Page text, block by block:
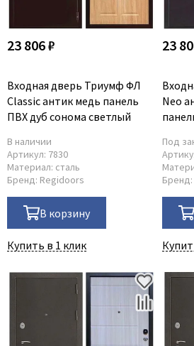
23 806 ₽
Входная дверь Триумф ФЛ
Classic антик медь панель
ПВХ дуб сонома светлый
В наличии
Артикул: 7830
Материал: сталь
Бренд: Regidoors
В корзину
Купить в 1 клик
23
Neo
Под
Бренд: